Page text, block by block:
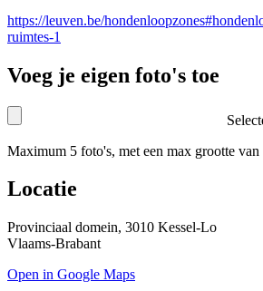
https://leuven.be/
ruimtes-1
Voeg je eigen foto's toe
Maximum 5 foto's, met een max grootte
Locatie
Provinciaal domein, 3010 Kessel-Lo
Vlaams-Brabant
Open in Google Maps